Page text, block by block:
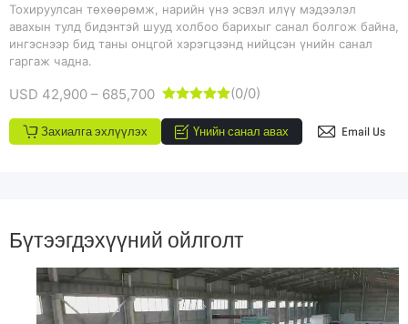
Тохируулсан төхөөрөмж, нарийн үнэ эсвэл илүү мэдээлэл
авахын тулд бидэнтэй шууд холбоо барихыг санал болгож байна,
ингэснээр бид таны онцгой хэрэгцээнд нийцсэн үнийн санал
гаргаж чадна.
USD 42,900 – 685,700 (0/0)
Захиалга эхлүүлэх Үнийн санал авах Email Us
Бүтээгдэхүүний ойлголт